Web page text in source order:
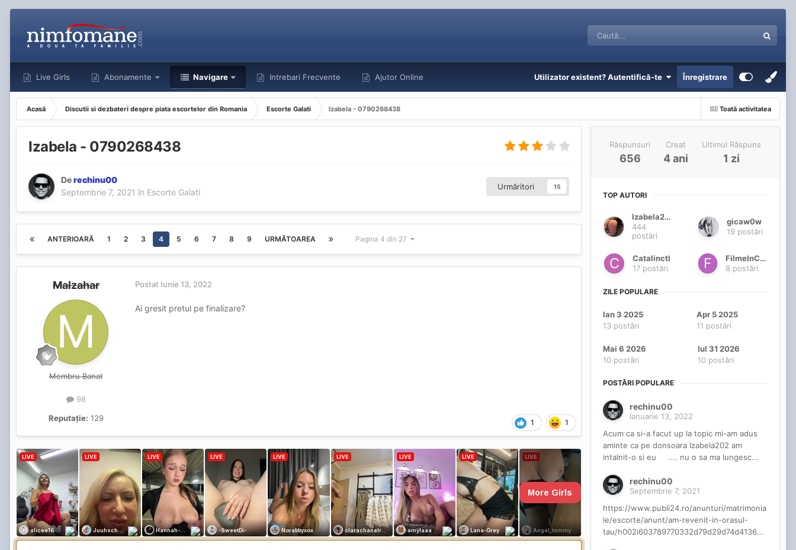
Live Girls Abonamente Navigare Intrebari Frecvente Ajutor Online Utilizator existent? Autentifică-te Înregistrare
Toată activitatea
Acasă Discutii si dezbateri despre piata escortelor din Romania Escorte Galati Izabela - 0790268438
Izabela - 0790268438
Derechinu00
Septembrie 7, 2021 în Escorte Galati
Urmăritori 15
ANTERIOARĂ 1 2 3 4 5 6 7 8 9 URMĂTOAREA Pagina 4 din 27
Malzahar
Membru Banat
98
Reputație: 129
Postat Iunie 13, 2022
Ai gresit pretul pe finalizare?
1 1
Răspunsuri
656
Creat
4 ani
Ultimul Răspuns
1 zi
TOP AUTORI
Izabela202
444
postări
gicaw0w
19 postări
Catalinctl
17 postări
FilmeInCap
8 postări
ZILE POPULARE
Ian 3 2025
13 postări
Apr 5 2025
11 postări
Mai 6 2026
10 postări
Iul 31 2026
10 postări
POSTĂRI POPULARE
rechinu00
Ianuarie 13, 2022
Acum ca si-a facut up la topic mi-am adus
aminte ca pe donsoara Izabela202 am
intalnit-o si eu .... nu o sa ma lungesc...
rechinu00
Septembrie 7, 2021
https://www.publi24.ro/anunturi/matrimonia
le/escorte/anunt/am-revenit-in-orasul-
tau/h002i603789770332d79d29d74d4136...